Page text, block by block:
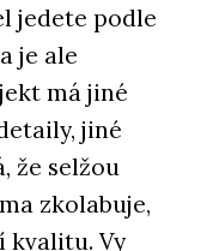
jedete podle
je ale
má jiné
jiné
že selžou
zkolabuje,
kvalitu. Vy